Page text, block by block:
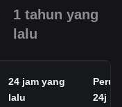
1 tahun yang
lalu
24 jam yang
lalu
24j